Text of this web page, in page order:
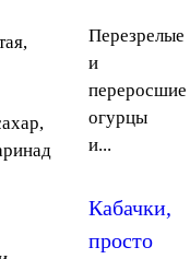
Перезрелые
и
переросшие
огурцы
и...
Кабачки,
просто